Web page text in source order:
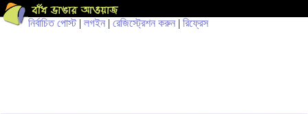
নির্বাচিত পোস্ট| লগইন | রেজিস্ট্রেশন করুন | রিফ্রেস